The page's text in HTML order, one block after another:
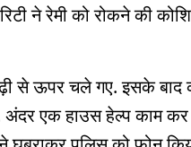
ने रेमी को रोकने की
से ऊपर चले गए. इसके बाद
एक हाउस हेल्प काम कर